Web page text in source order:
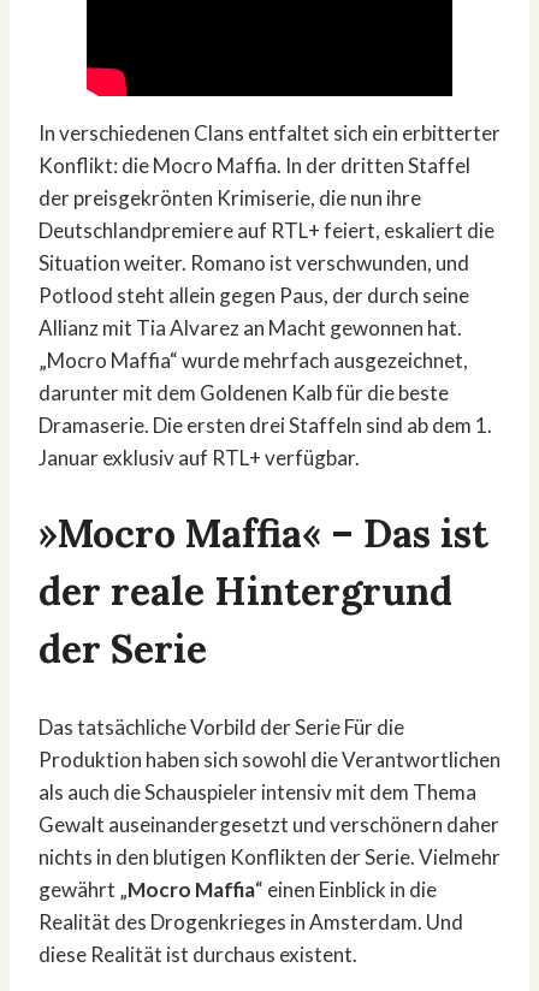
In verschiedenen Clans entfaltet sich ein erbitterter
Konflikt: die Mocro Maffia. In der dritten Staffel
der preisgekrönten Krimiserie, die nun ihre
Deutschlandpremiere auf RTL+ feiert, eskaliert die
Situation weiter. Romano ist verschwunden, und
Potlood steht allein gegen Paus, der durch seine
Allianz mit Tia Alvarez an Macht gewonnen hat.
„Mocro Maffia“ wurde mehrfach ausgezeichnet,
darunter mit dem Goldenen Kalb für die beste
Dramaserie. Die ersten drei Staffeln sind ab dem 1.
Januar exklusiv auf RTL+ verfügbar.
»Mocro Maffia« – Das ist
der reale Hintergrund
der Serie
Das tatsächliche Vorbild der Serie Für die
Produktion haben sich sowohl die Verantwortlichen
als auch die Schauspieler intensiv mit dem Thema
Gewalt auseinandergesetzt und verschönern daher
nichts in den blutigen Konflikten der Serie. Vielmehr
gewährt „Mocro Maffia“ einen Einblick in die
Realität des Drogenkrieges in Amsterdam. Und
diese Realität ist durchaus existent.